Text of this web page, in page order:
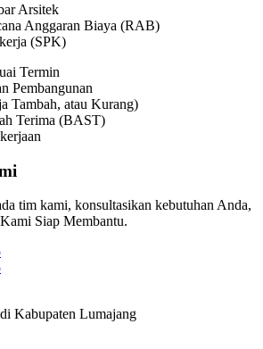
Arsitek
Anggaran Biaya (RAB)
(SPK)
Termin
Pembangunan
Tambah, atau Kurang)
Terima (BAST)
tim kami, konsultasikan kebutuhan Anda,
Kami Siap Membantu.
Kabupaten Lumajang